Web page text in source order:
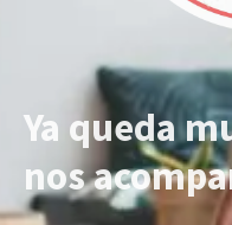
Ya queda
nos